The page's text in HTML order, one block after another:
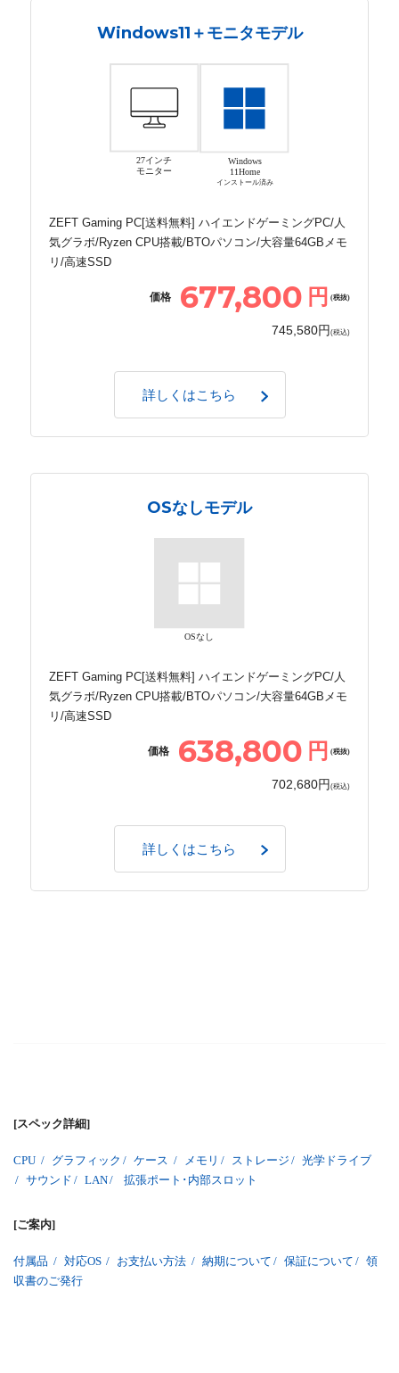
Windows11＋モニタモデル
27インチ
モニター
Windows
11Home
インストール済み
ZEFT Gaming PC[送料無料] ハイエンドゲーミングPC/人
気グラボ/Ryzen CPU搭載/BTOパソコン/大容量64GBメモ
リ/高速SSD
価格 677,800 円 (税抜)
745,580円 (税込)
詳しくはこちら
OSなしモデル
OSなし
ZEFT Gaming PC[送料無料] ハイエンドゲーミングPC/人
気グラボ/Ryzen CPU搭載/BTOパソコン/大容量64GBメモ
リ/高速SSD
価格 638,800 円 (税抜)
702,680円 (税込)
詳しくはこちら
[スペック詳細]
CPU / グラフィック / ケース / メモリ / ストレージ / 光学ドライブ
/ サウンド / LAN/ 拡張ポート･内部スロット
[ご案内]
付属品 / 対応OS / お支払い方法 / 納期について / 保証について / 領
収書のご発行